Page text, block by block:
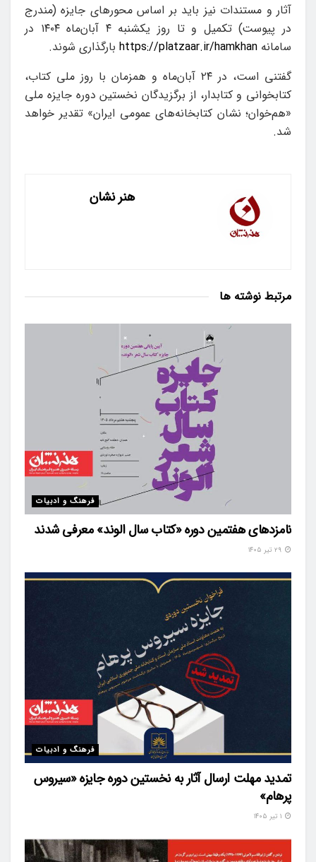
آثار و مستندات نیز باید بر اساس محورهای جایزه (مندرج
در پیوست) تکمیل و تا روز یکشنبه ۴ آبان‌ماه ۱۴۰۴ در
سامانه https://platzaar.ir/hamkhan بارگذاری شوند.
گفتنی است، در ۲۴ آبان‌ماه و همزمان با روز ملی کتاب،
کتابخوانی و کتابدار، از برگزیدگان نخستین دوره جایزه ملی
«هم‌خوان؛ نشان کتابخانه‌های عمومی ایران» تقدیر خواهد
شد.
هنر نشان
مرتبط نوشته ها
فرهنگ و ادبیات
نامزدهای هفتمین دوره «کتاب سال الوند» معرفی شدند
فرهنگ و ادبیات
تمدید مهلت ارسال آثار به نخستین دوره جایزه «سیروس
پرهام»